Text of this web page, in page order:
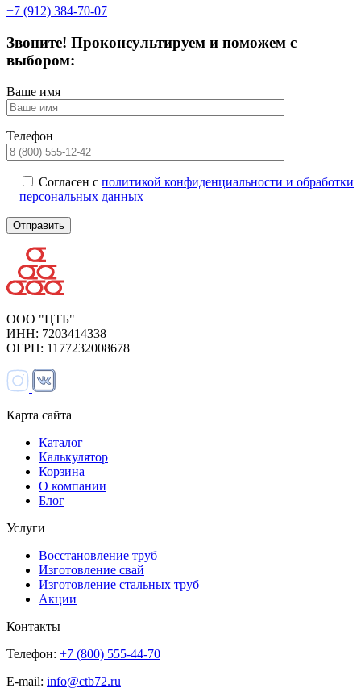
+7 (912) 384-70-07
Звоните! Проконсультируем и поможем с
выбором:
Ваше имя
Телефон
Согласен с политикой конфиденциальности и обработки
персональных данных
ООО "ЦТБ"
ИНН: 7203414338
ОГРН: 1177232008678
Карта сайта
Каталог
Калькулятор
Корзина
О компании
Блог
Услуги
Восстановление труб
Изготовление свай
Изготовление стальных труб
Акции
Контакты
Телефон: +7 (800) 555-44-70
E-mail: info@ctb72.ru